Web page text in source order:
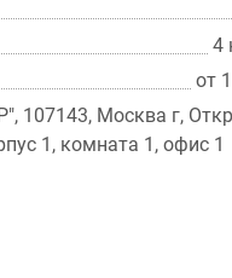
4
от
107143, Москва г,
1, комната 1, офис 1